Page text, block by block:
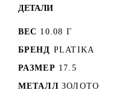
ДЕТАЛИ
ВЕС 10.08 Г
БРЕНД PLATIKA
РАЗМЕР 17.5
МЕТАЛЛ ЗОЛОТО